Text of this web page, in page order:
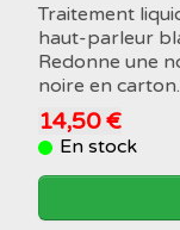
Traitement
haut-parleur
Redonne une
noire en carton.
14,50 €
En stock